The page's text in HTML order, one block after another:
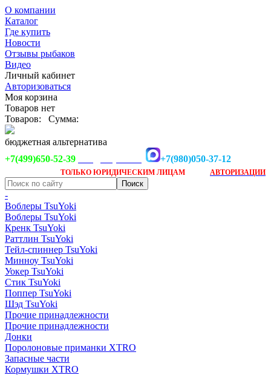
О компании
Каталог
Где купить
Новости
Отзывы рыбаков
Видео
Личный кабинет
Авторизоваться
Моя корзина
Товаров нет
Товаров:
Сумма:
бюджетная альтернатива
+7(499)650-52-39
+7(980)050-37-12
ТОЛЬКО ЮРИДИЧЕСКИМ ЛИЦАМ АВТОРИЗАЦИИ
-
Воблеры TsuYoki
Воблеры TsuYoki
Кренк TsuYoki
Раттлин TsuYoki
Тейл-спиннер TsuYoki
Минноу TsuYoki
Уокер TsuYoki
Стик TsuYoki
Поппер TsuYoki
Шэд TsuYoki
Прочие принадлежности
Прочие принадлежности
Донки
Поролоновые приманки XTRO
Запасные части
Кормушки XTRO